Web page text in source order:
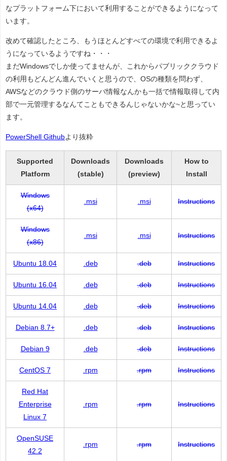
なプラットフォーム下において利用することができるようになって
います。
改めて確認したところ、もうほとんどすべての環境で利用できるよ
うになっているようですね・・・
まだWindowsでしか使ってませんが、これからパブリッククラウド
の利用もどんどん進んでいくと思うので、OSの種類を問わず、
AWSなどのクラウド側のサーバ情報なんかも一括で情報取得して内
部で一元管理するなんてこともできるんじゃないかな~と思ってい
ます。
PowerShell Githubより抜粋
Supported
Platform
Downloads
(stable)
Downloads
(preview)
How to
Install
Windows
(x64)
.msi .msi Instructions
Windows
(x86)
.msi .msi Instructions
Ubuntu 18.04 .deb .deb Instructions
Ubuntu 16.04 .deb .deb Instructions
Ubuntu 14.04 .deb .deb Instructions
Debian 8.7+ .deb .deb Instructions
Debian 9 .deb .deb Instructions
CentOS 7 .rpm .rpm Instructions
Red Hat
Enterprise
Linux 7
.rpm .rpm Instructions
OpenSUSE
42.2
.rpm .rpm Instructions